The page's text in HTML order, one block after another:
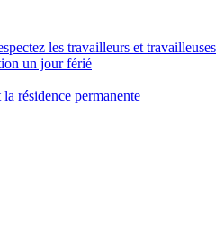
les travailleurs et
un jour férié
résidence permanente